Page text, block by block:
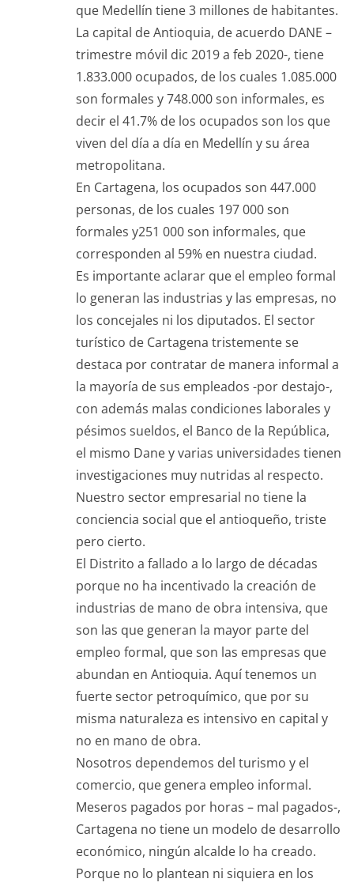
que Medellín tiene 3 millones de habitantes.
La capital de Antioquia, de acuerdo DANE –
trimestre móvil dic 2019 a feb 2020-, tiene
1.833.000 ocupados, de los cuales 1.085.000
son formales y 748.000 son informales, es
decir el 41.7% de los ocupados son los que
viven del día a día en Medellín y su área
metropolitana.
En Cartagena, los ocupados son 447.000
personas, de los cuales 197 000 son
formales y251 000 son informales, que
corresponden al 59% en nuestra ciudad.
Es importante aclarar que el empleo formal
lo generan las industrias y las empresas, no
los concejales ni los diputados. El sector
turístico de Cartagena tristemente se
destaca por contratar de manera informal a
la mayoría de sus empleados -por destajo-,
con además malas condiciones laborales y
pésimos sueldos, el Banco de la República,
el mismo Dane y varias universidades tienen
investigaciones muy nutridas al respecto.
Nuestro sector empresarial no tiene la
conciencia social que el antioqueño, triste
pero cierto.
El Distrito a fallado a lo largo de décadas
porque no ha incentivado la creación de
industrias de mano de obra intensiva, que
son las que generan la mayor parte del
empleo formal, que son las empresas que
abundan en Antioquia. Aquí tenemos un
fuerte sector petroquímico, que por su
misma naturaleza es intensivo en capital y
no en mano de obra.
Nosotros dependemos del turismo y el
comercio, que genera empleo informal.
Meseros pagados por horas – mal pagados-,
Cartagena no tiene un modelo de desarrollo
económico, ningún alcalde lo ha creado.
Porque no lo plantean ni siquiera en los